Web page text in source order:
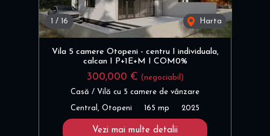
/ 16 Harta
Vila 5 camere Otopeni - centru I individuala,
calcan I P+1E+M I COM0%
300,000 € (negociabil)
Casă / Vilă cu 5 camere de vânzare
Central, Otopeni 165 mp 2025
Vezi mai multe detalii